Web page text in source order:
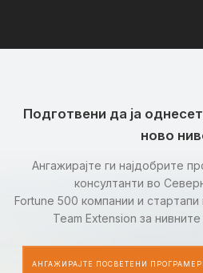
Подготвени да ја
ново
Ангажирајте ги најдобрите
консултанти во
Fortune 500 компании и
Team Extension за
АНГАЖИРАЈТЕ ПОСВЕТЕНИ